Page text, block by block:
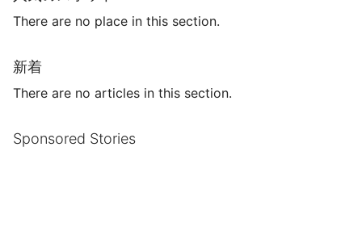
There are no place in this section.
新着
There are no articles in this section.
Sponsored Stories